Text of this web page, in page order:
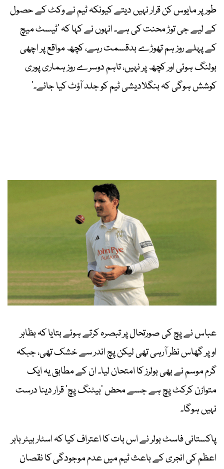
طور پر مایوس کن قرار نہیں دیتے کیونکہ ٹیم نے وکٹ کے حصول
کے لیے جی توڑ محنت کی ہے۔ انہوں نے کہا کہ ’ٹیسٹ میچ
کے پہلے روز ہم تھوڑے بدقسمت رہے، کچھ مواقع پر اچھی
بولنگ ہوئی اور کچھ پر نہیں، تاہم دوسرے روز ہماری پوری
کوشش ہوگی کہ بنگلادیشی ٹیم کو جلد آؤٹ کیا جائے۔‘
عباس نے پچ کی صورتحال پر تبصرہ کرتے ہوئے بتایا کہ بظاہر
اوپر گھاس نظر آرہی تھی لیکن پچ اندر سے خشک تھی، جبکہ
گرم موسم نے بھی بولرز کا امتحان لیا۔ ان کے مطابق یہ ایک
متوازن کرکٹ پچ ہے جسے محض ’بیٹنگ پچ‘ قرار دینا درست
نہیں ہوگا۔
پاکستانی فاسٹ بولر نے اس بات کا اعتراف کیا کہ اسٹار بیٹر بابر
اعظم کی انجری کے باعث ٹیم میں عدم موجودگی کا نقصان